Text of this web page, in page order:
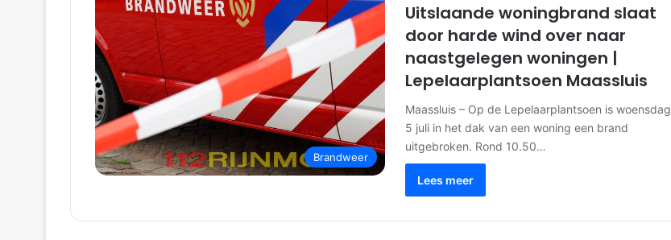
Brandweer
Uitslaande woningbrand slaat
door harde wind over naar
naastgelegen woningen |
Lepelaarplantsoen Maassluis
Maassluis – Op de Lepelaarplantsoen is woensdag
5 juli in het dak van een woning een brand
uitgebroken. Rond 10.50…
Lees meer